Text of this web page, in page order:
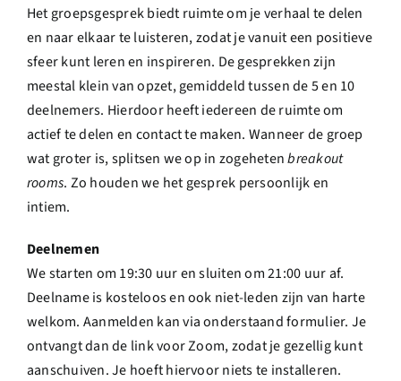
Het groepsgesprek biedt ruimte om je verhaal te delen
en naar elkaar te luisteren, zodat je vanuit een positieve
sfeer kunt leren en inspireren. De gesprekken zijn
meestal klein van opzet, gemiddeld tussen de 5 en 10
deelnemers. Hierdoor heeft iedereen de ruimte om
actief te delen en contact te maken. Wanneer de groep
wat groter is, splitsen we op in zogehetenbreakout
rooms. Zo houden we het gesprek persoonlijk en
intiem.
Deelnemen
We starten om 19:30 uur en sluiten om 21:00 uur af.
Deelname is kosteloos en ook niet-leden zijn van harte
welkom. Aanmelden kan via onderstaand formulier. Je
ontvangt dan de link voor Zoom, zodat je gezellig kunt
aanschuiven. Je hoeft hiervoor niets te installeren.